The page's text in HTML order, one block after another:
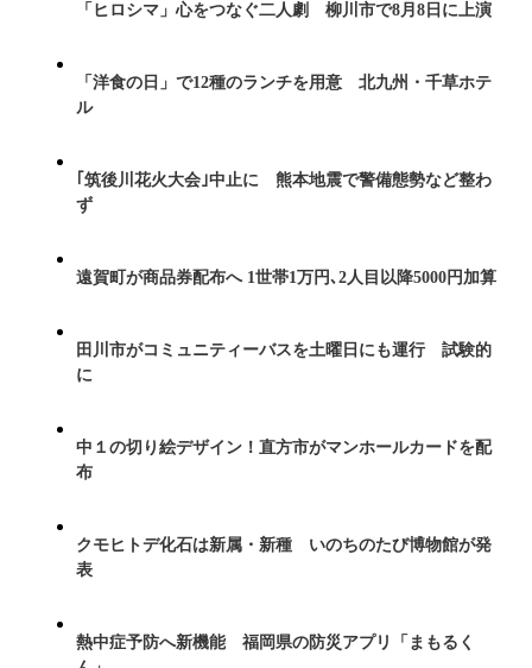
「ヒロシマ」心をつなぐ二人劇 柳川市で8月8日に上演
「洋食の日」で12種のランチを用意 北九州・千草ホテ
ル
｢筑後川花火大会｣中止に 熊本地震で警備態勢など整わ
ず
遠賀町が商品券配布へ 1世帯1万円､2人目以降5000円加算
田川市がコミュニティーバスを土曜日にも運行 試験的
に
中１の切り絵デザイン！直方市がマンホールカードを配
布
クモヒトデ化石は新属・新種 いのちのたび博物館が発
表
熱中症予防へ新機能 福岡県の防災アプリ「まもるく